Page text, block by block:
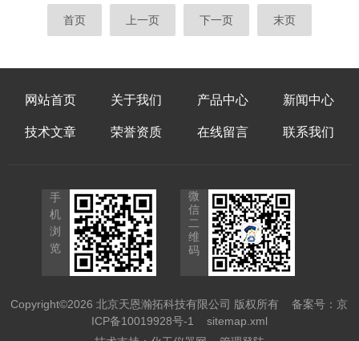
径不达标大多并非设备硬件突发故障，而是集
第...
的物理作用细化物料颗粒，优化颗粒分布状
核心关键，也是区分普通均质产品与高品质纳
降、絮凝、团聚等不稳定问题，本质是体系内
颗粒分布不均、受力失衡导致的微观结构崩
首页 上一页 下一页 末页
网站首页 关于我们 产品中心 新闻中心
技术文章 荣誉资质 在线留言 联系我们
手
机
浏
览
微
信
二
维
码
Copyright©2026 北京天恩瀚拓科技有限公司 版权所有备案号：京
ICP备10019928号-1
sitemap.xml